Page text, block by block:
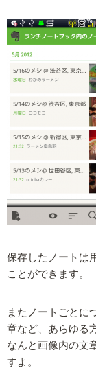
保存したノートは
ことができます。
またノートごとに
章など、あらゆる
なんと画像内の文
すよ。